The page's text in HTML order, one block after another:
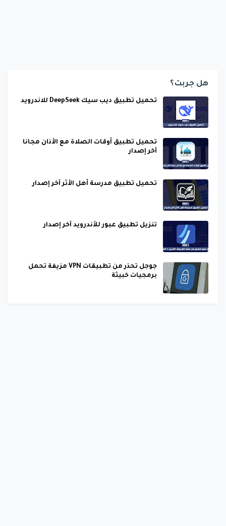
هل جربت؟
تحميل تطبيق ديب سيك DeepSeek للاندرويد
تحميل تطبيق أوقات الصلاة مع الأذان مجانا
آخر إصدار
تحميل تطبيق مدرسة أهل الأثر آخر إصدار
تنزيل تطبيق عبور للأندرويد آخر إصدار
جوجل تحذر من تطبيقات VPN مزيفة تحمل
برمجيات خبيثة